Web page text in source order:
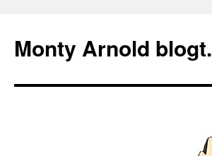
springen
Monty Arnold blogt.